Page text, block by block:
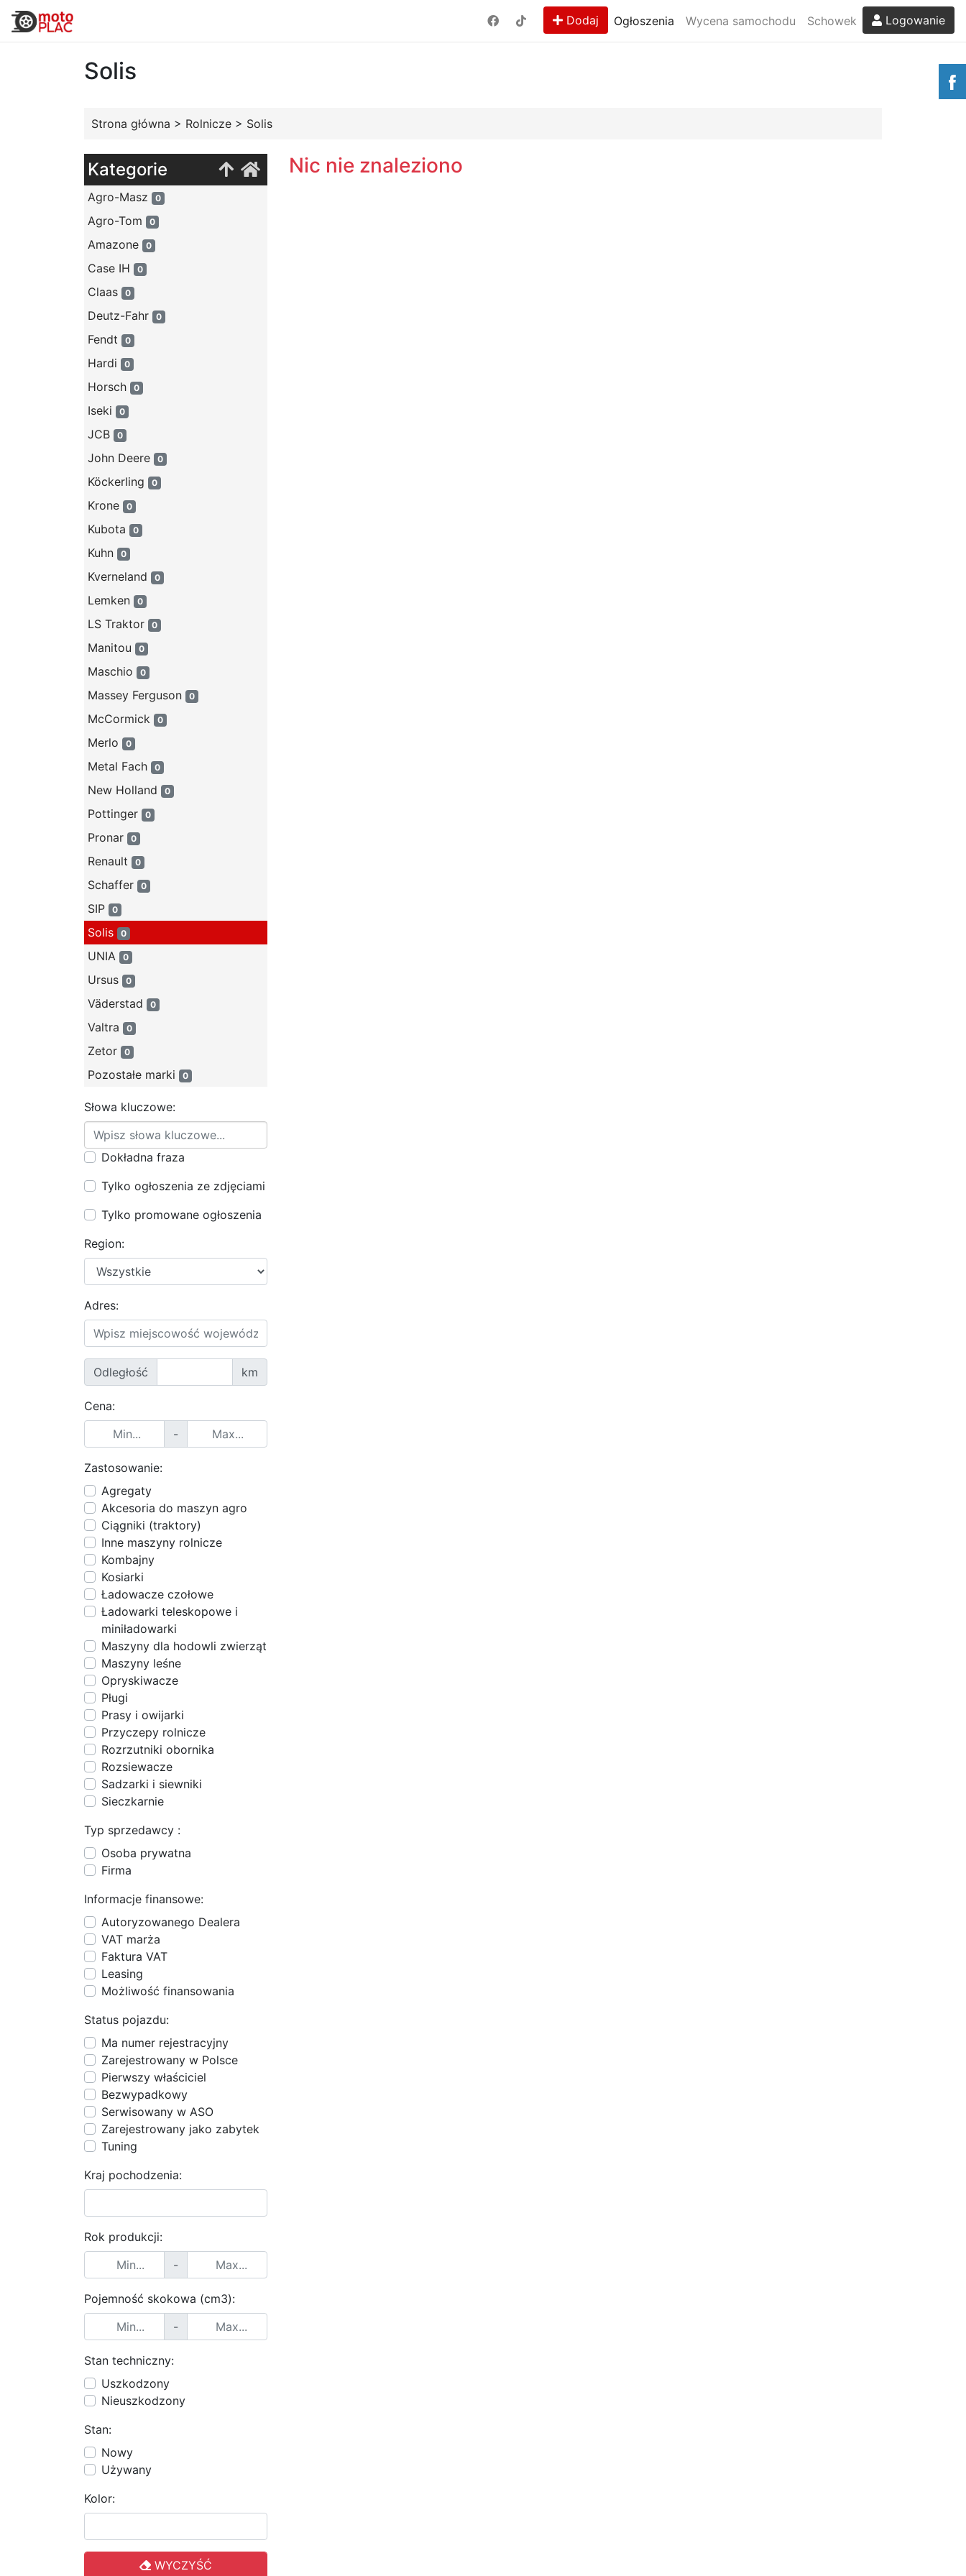
Dodaj Ogłoszenia Wycena samochodu Schowek Logowanie
Solis
Strona główna > Rolnicze > Solis
Kategorie
Agro-Masz 0
Agro-Tom 0
Amazone 0
Case IH 0
Claas 0
Deutz-Fahr 0
Fendt 0
Hardi 0
Horsch 0
Iseki 0
JCB 0
John Deere 0
Köckerling 0
Krone 0
Kubota 0
Kuhn 0
Kverneland 0
Lemken 0
LS Traktor 0
Manitou 0
Maschio 0
Massey Ferguson 0
McCormick 0
Merlo 0
Metal Fach 0
New Holland 0
Pottinger 0
Pronar 0
Renault 0
Schaffer 0
SIP 0
Solis 0
UNIA 0
Ursus 0
Väderstad 0
Valtra 0
Zetor 0
Pozostałe marki 0
Słowa kluczowe:
Dokładna fraza
Tylko ogłoszenia ze zdjęciami
Tylko promowane ogłoszenia
Region:
Adres:
Odległość km
Cena:
-
Zastosowanie:
Agregaty
Akcesoria do maszyn agro
Ciągniki (traktory)
Inne maszyny rolnicze
Kombajny
Kosiarki
Ładowacze czołowe
Ładowarki teleskopowe i
miniładowarki
Maszyny dla hodowli zwierząt
Maszyny leśne
Opryskiwacze
Pługi
Prasy i owijarki
Przyczepy rolnicze
Rozrzutniki obornika
Rozsiewacze
Sadzarki i siewniki
Sieczkarnie
Typ sprzedawcy :
Osoba prywatna
Firma
Informacje finansowe:
Autoryzowanego Dealera
VAT marża
Faktura VAT
Leasing
Możliwość finansowania
Status pojazdu:
Ma numer rejestracyjny
Zarejestrowany w Polsce
Pierwszy właściciel
Bezwypadkowy
Serwisowany w ASO
Zarejestrowany jako zabytek
Tuning
Kraj pochodzenia:
Rok produkcji:
-
Pojemność skokowa (cm3):
-
Stan techniczny:
Uszkodzony
Nieuszkodzony
Stan:
Nowy
Używany
Kolor:
WYCZYŚĆ
Nic nie znaleziono